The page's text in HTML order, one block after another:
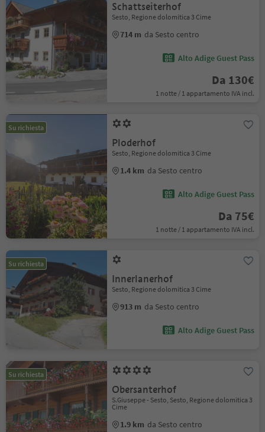
Schattseiterhof
Sesto, Regione dolomitica 3 Cime
714 m da Sesto centro
Alto Adige Guest Pass
Da 130€
1 notte / 1 appartamento IVA incl.
Su richiesta
Ploderhof
Sesto, Regione dolomitica 3 Cime
1.4 km da Sesto centro
Alto Adige Guest Pass
Da 75€
1 notte / 1 appartamento IVA incl.
Su richiesta
Innerlanerhof
Sesto, Regione dolomitica 3 Cime
913 m da Sesto centro
Alto Adige Guest Pass
Su richiesta
Obersanterhof
S.Giuseppe - Sesto, Sesto, Regione dolomitica 3
Cime
1.9 km da Sesto centro